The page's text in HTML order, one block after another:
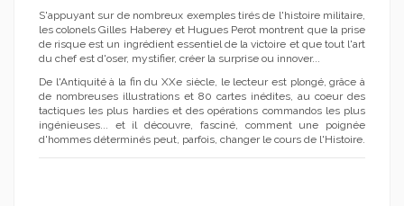
S'appuyant sur de nombreux exemples tirés de l'histoire militaire,
les colonels Gilles Haberey et Hugues Perot montrent que la prise
de risque est un ingrédient essentiel de la victoire et que tout l'art
du chef est d'oser, mystifier, créer la surprise ou innover...
De l'Antiquité à la fin du XXe siècle, le lecteur est plongé, grâce à
de nombreuses illustrations et 80 cartes inédites, au coeur des
tactiques les plus hardies et des opérations commandos les plus
ingénieuses... et il découvre, fasciné, comment une poignée
d'hommes déterminés peut, parfois, changer le cours de l'Histoire.